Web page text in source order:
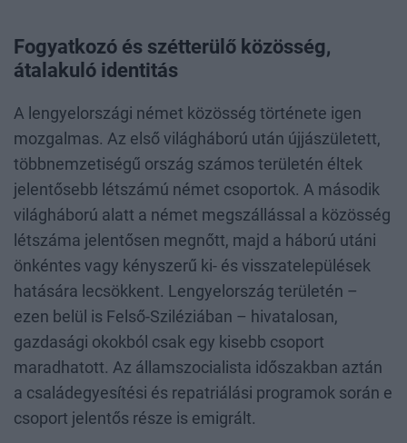
Fogyatkozó és szétterülő közösség,
átalakuló identitás
A lengyelországi német közösség története igen
mozgalmas. Az első világháború után újjászületett,
többnemzetiségű ország számos területén éltek
jelentősebb létszámú német csoportok. A második
világháború alatt a német megszállással a közösség
létszáma jelentősen megnőtt, majd a háború utáni
önkéntes vagy kényszerű ki- és visszatelepülések
hatására lecsökkent. Lengyelország területén –
ezen belül is Felső-Sziléziában – hivatalosan,
gazdasági okokból csak egy kisebb csoport
maradhatott. Az államszocialista időszakban aztán
a családegyesítési és repatriálási programok során e
csoport jelentős része is emigrált.